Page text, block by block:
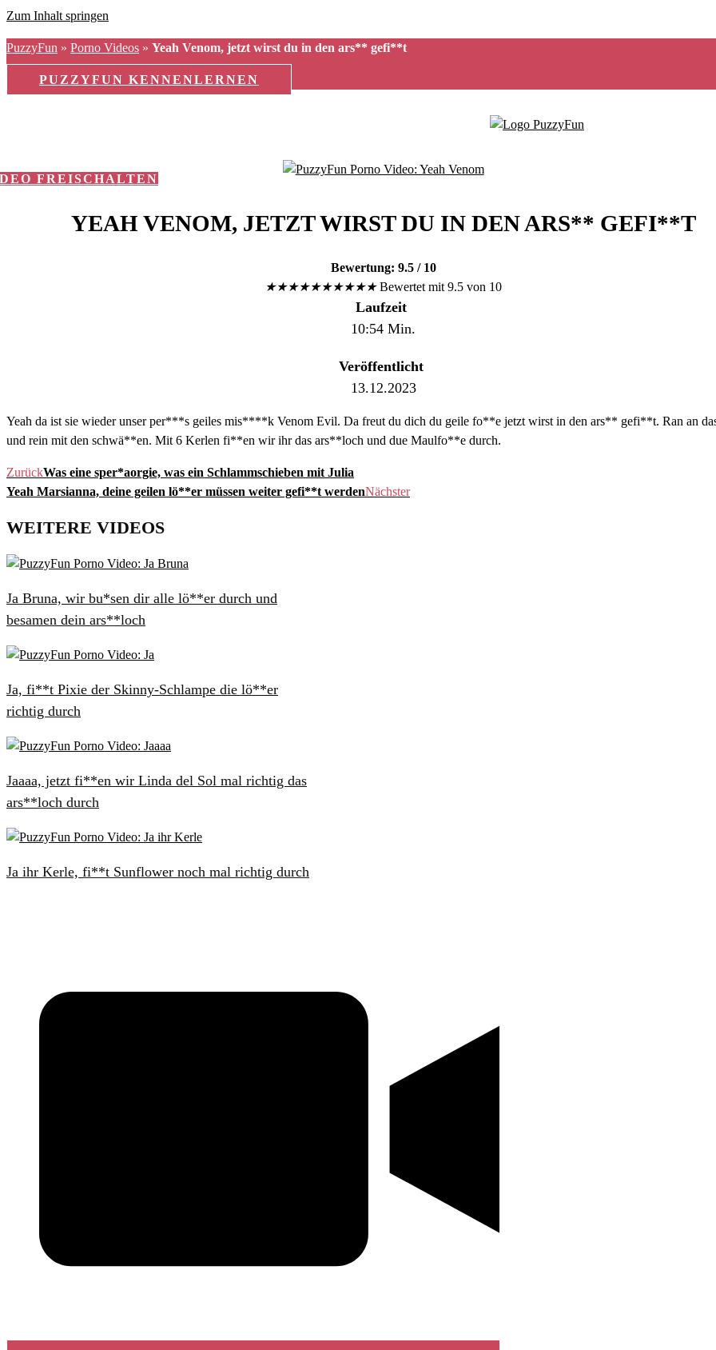
Zum Inhalt springen
PuzzyFun » Porno Videos » Yeah Venom, jetzt wirst du in den ars** gefi**t
PUZZYFUN KENNENLERNEN
FREISCHALTEN
YEAH VENOM, JETZT WIRST DU IN DEN ARS** GEFI**T
Bewertung: 9.5 / 10
★★★★★★★★★★ Bewertet mit 9.5 von 10
Laufzeit
10:54 Min.
Veröffentlicht
13.12.2023
Yeah da ist sie wieder unser per***s geiles mis****k Venom Evil. Da freut du dich du geile fo**e jetzt wirst in den ars** gefi**t. Ran an
und rein mit den schwä**en. Mit 6 Kerlen fi**en wir ihr das ars**loch und due Maulfo**e durch.
ZurückWas eine sper*aorgie, was ein Schlammschieben mit Julia
Yeah Marsianna, deine geilen lö**er müssen weiter gefi**t werdenNächster
WEITERE VIDEOS
Ja Bruna, wir bu*sen dir alle lö**er durch und
besamen dein ars**loch
Ja, fi**t Pixie der Skinny-Schlampe die lö**er
richtig durch
Jaaaa, jetzt fi**en wir Linda del Sol mal richtig das
ars**loch durch
Ja ihr Kerle, fi**t Sunflower noch mal richtig durch